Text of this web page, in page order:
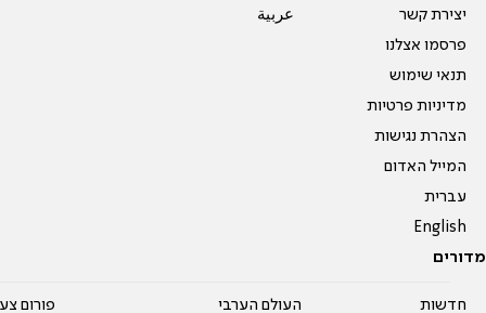
יצירת קשר
פרסמו אצלנו
תנאי שימוש
מדיניות פרטיות
הצהרת נגישות
המייל האדום
עברית
English
عربية
מדורים
חדשות
העולם הערבי
פורום